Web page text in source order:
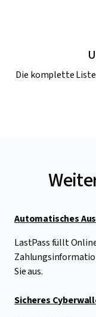
Die komplette
Automatisches
LastPass füllt
Sie aus.
Sicheres